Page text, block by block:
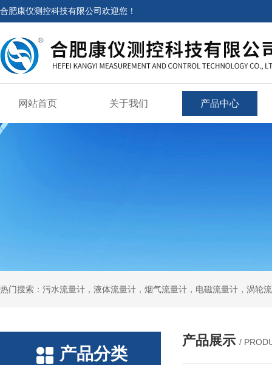
合肥康仪测控科技有限公司欢迎您！
网站首页 关于我们 产品中心
产品分类
产品展示 /